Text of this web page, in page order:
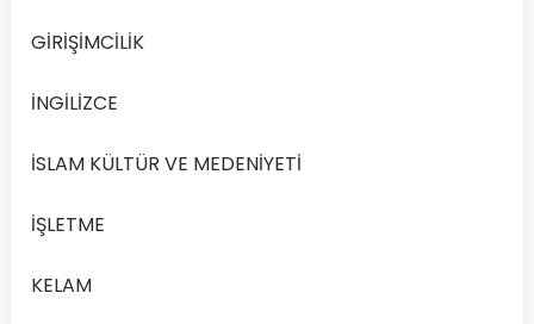
oluşmaktadır.
oluşurken
belirli
birleşir.
bir
GİRİŞİMCİLİK
İNGİLİZCE
İSLAM KÜLTÜR VE MEDENİYETİ
İŞLETME
KELAM